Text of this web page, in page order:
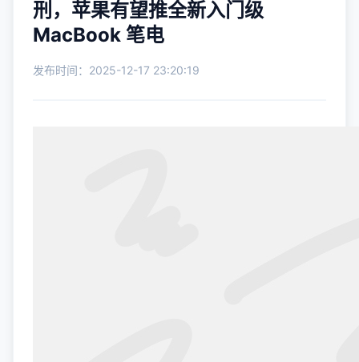
刑，苹果有望推全新入门级
MacBook 笔电
发布时间：2025-12-17 23:20:19